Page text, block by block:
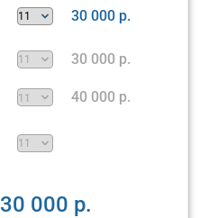
30 000 р.
30 000 р.
40 000 р.
30 000 р.